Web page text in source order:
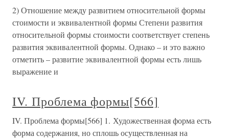
2) Отношение между развитием относительной формы
стоимости и эквивалентной формы Степени развития
относительной формы стоимости соответствует степень
развития эквивалентной формы. Однако – и это важно
отметить – развитие эквивалентной формы есть лишь
выражение и
IV. Проблема формы[566]
IV. Проблема формы[566] 1. Художественная форма есть
форма содержания, но сплошь осуществленная на